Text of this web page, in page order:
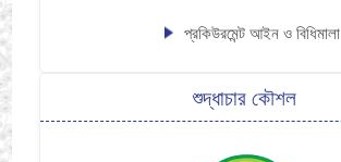
প্রকিউরমেন্ট আইন ও বিধিমালা
শুদ্ধাচার কৌশল